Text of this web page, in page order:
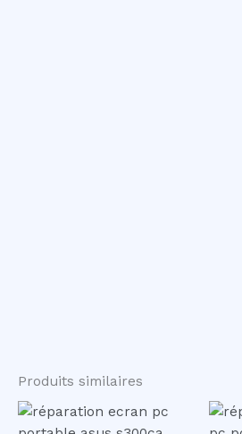
Produits similaires